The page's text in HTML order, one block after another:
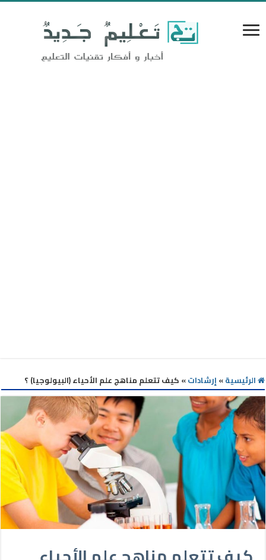
الرئيسية» إرشادات» كيف تتعلم مناهج علم الأحياء (البيولوجيا) ؟